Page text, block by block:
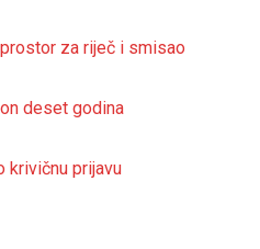
za riječ i smisao
deset godina
krivičnu prijavu